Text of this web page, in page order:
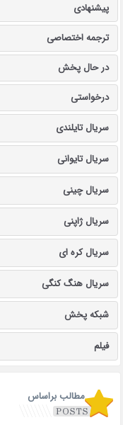
پیشنهادی
ترجمه اختصاصی
در حال پخش
درخواستی
سریال تایلندی
سریال تایوانی
سریال چینی
سریال ژاپنی
سریال کره ای
سریال هنگ کنگی
شبکه پخش
فیلم
مطالب براساس